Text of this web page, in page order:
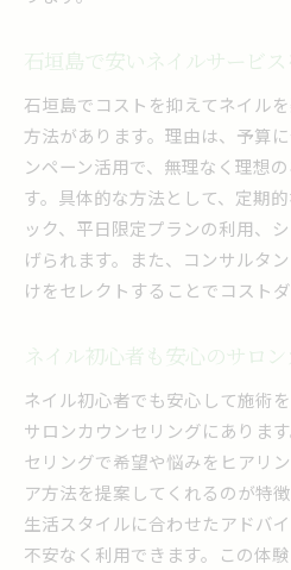
お得にネイル体験を
今注目の沖縄ネイル事情を
沖縄で話題のネイル
夜にも施術可能な沖
沖縄のネイルサロン
おすすめネイルサロ
石垣島マツエクとの
コンサルタント視点で選ぶ
コンサルタント目線の
求人数が多いサロン
ネイルおすすめポイ
技術力が光る石垣の
コンサルタント推奨
石垣島で安いネイルサービ
石垣島でコストを抑えてネイル
方法があります。理由は、予算
ンペーン活用で、無理なく理想
す。具体的な方法として、定期
ック、平日限定プランの利用、
げられます。また、コンサルタ
けをセレクトすることでコストダ
ネイル初心者も安心のサロ
ネイル初心者でも安心して施術
サロンカウンセリングにありま
セリングで希望や悩みをヒアリ
ア方法を提案してくれるのが特
生活スタイルに合わせたアドバ
不安なく利用できます。この体